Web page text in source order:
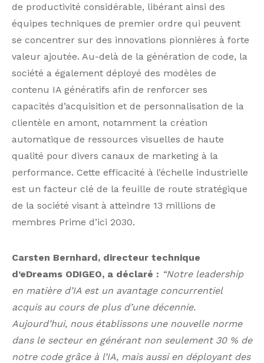
de productivité considérable, libérant ainsi des
équipes techniques de premier ordre qui peuvent
se concentrer sur des innovations pionnières à forte
valeur ajoutée. Au-delà de la génération de code, la
société a également déployé des modèles de
contenu IA génératifs afin de renforcer ses
capacités d’acquisition et de personnalisation de la
clientèle en amont, notamment la création
automatique de ressources visuelles de haute
qualité pour divers canaux de marketing à la
performance. Cette efficacité à l’échelle industrielle
est un facteur clé de la feuille de route stratégique
de la société visant à atteindre 13 millions de
membres Prime d’ici 2030.
Carsten Bernhard, directeur technique
d’eDreams ODIGEO, a déclaré : “Notre leadership
en matière d’IA est un avantage concurrentiel
acquis au cours de plus d’une décennie.
Aujourd’hui, nous établissons une nouvelle norme
dans le secteur en générant non seulement 30 % de
notre code grâce à l’IA, mais aussi en déployant des